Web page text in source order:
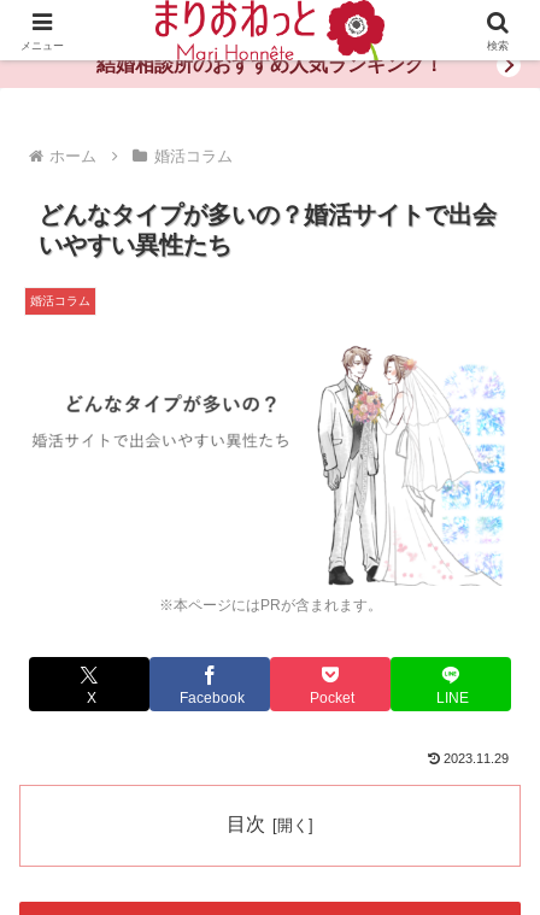
婚活や出会いの体験談・評判・秘訣がわかる情報サイト
結婚相談所のおすすめ人気ランキング！
ホーム 婚活コラム
どんなタイプが多いの？婚活サイトで出会
いやすい異性たち
※本ページにはPRが含まれます。
婚活コラム
X Facebook Pocket LINE
2023.11.29
目次
メニュー 検索